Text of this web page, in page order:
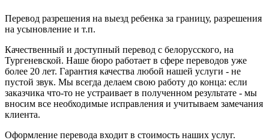
Перевод разрешения на выезд ребенка за границу, разрешения
на усыновление и т.п.
Качественный и доступный перевод с белорусского, на
Тургеневской. Наше бюро работает в сфере переводов уже
более 20 лет. Гарантия качества любой нашей услуги - не
пустой звук. Мы всегда делаем свою работу до конца: если
заказчика что-то не устраивает в полученном результате - мы
вносим все необходимые исправления и учитываем замечания
клиента.
Оформление перевода входит в стоимость наших услуг.